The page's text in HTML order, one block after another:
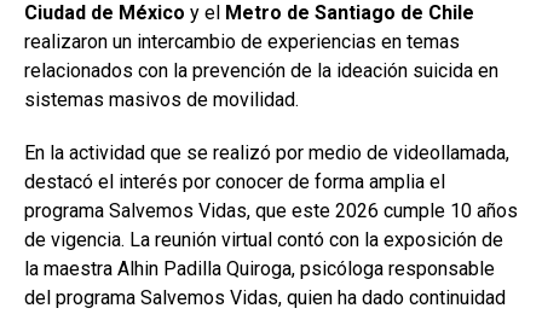
Ciudad de México y el Metro de Santiago de Chile
realizaron un intercambio de experiencias en temas
relacionados con la prevención de la ideación suicida en
sistemas masivos de movilidad.
En la actividad que se realizó por medio de videollamada,
destacó el interés por conocer de forma amplia el
programa Salvemos Vidas, que este 2026 cumple 10 años
de vigencia. La reunión virtual contó con la exposición de
la maestra Alhin Padilla Quiroga, psicóloga responsable
del programa Salvemos Vidas, quien ha dado continuidad